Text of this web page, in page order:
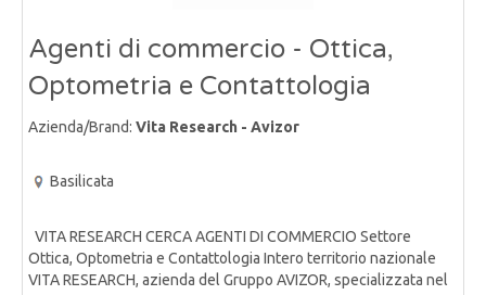
Agenti di commercio - Ottica,
Optometria e Contattologia
Azienda/Brand: Vita Research - Avizor
Basilicata
VITA RESEARCH CERCA AGENTI DI COMMERCIO Settore
Ottica, Optometria e Contattologia Intero territorio nazionale
VITA RESEARCH, azienda del Gruppo AVIZOR, specializzata nel